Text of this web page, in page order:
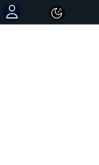
NOTICIAS